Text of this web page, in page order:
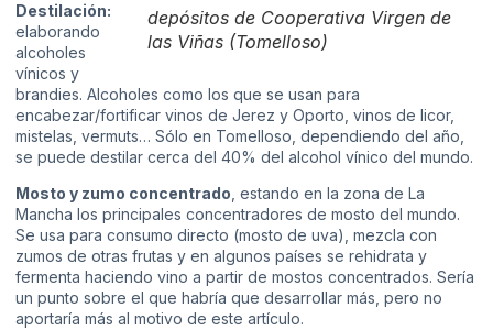
depósitos de Cooperativa Virgen de
las Viñas (Tomelloso)
Destilación:
elaborando
alcoholes
vínicos y
brandies. Alcoholes como los que se usan para
encabezar/fortificar vinos de Jerez y Oporto, vinos de licor,
mistelas, vermuts… Sólo en Tomelloso, dependiendo del año,
se puede destilar cerca del 40% del alcohol vínico del mundo.
Mosto y zumo concentrado, estando en la zona de La
Mancha los principales concentradores de mosto del mundo.
Se usa para consumo directo (mosto de uva), mezcla con
zumos de otras frutas y en algunos países se rehidrata y
fermenta haciendo vino a partir de mostos concentrados. Sería
un punto sobre el que habría que desarrollar más, pero no
aportaría más al motivo de este artículo.